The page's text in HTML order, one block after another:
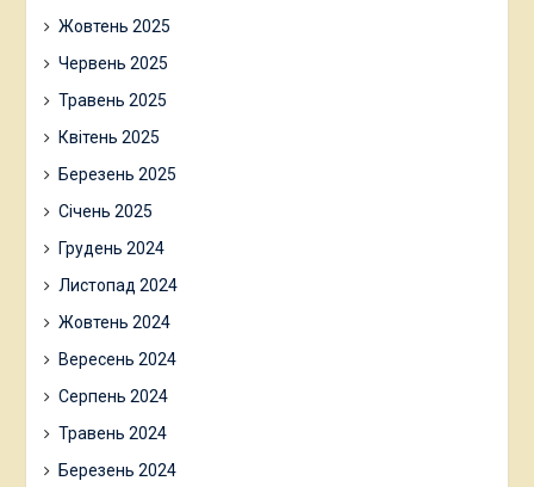
Жовтень 2025
Червень 2025
Травень 2025
Квітень 2025
Березень 2025
Січень 2025
Грудень 2024
Листопад 2024
Жовтень 2024
Вересень 2024
Серпень 2024
Травень 2024
Березень 2024